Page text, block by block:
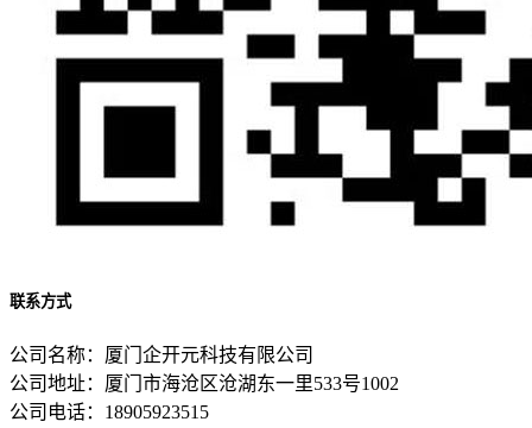
联系方式
公司名称：厦门企开元科技有限公司
公司地址：厦门市海沧区沧湖东一里533号1002
公司电话：18905923515